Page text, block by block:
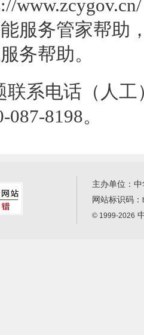
服务管家帮助
务帮助。
联系电话（人工
087-8198。
主办单位：
网站标识码：
© 1999-2026